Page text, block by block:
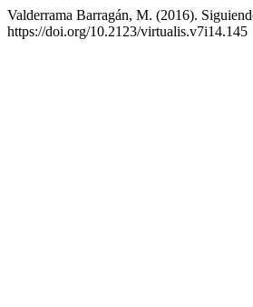
Valderrama Barragán, M. (2016).
https://doi.org/10.2123/virtualis.v7i14.145